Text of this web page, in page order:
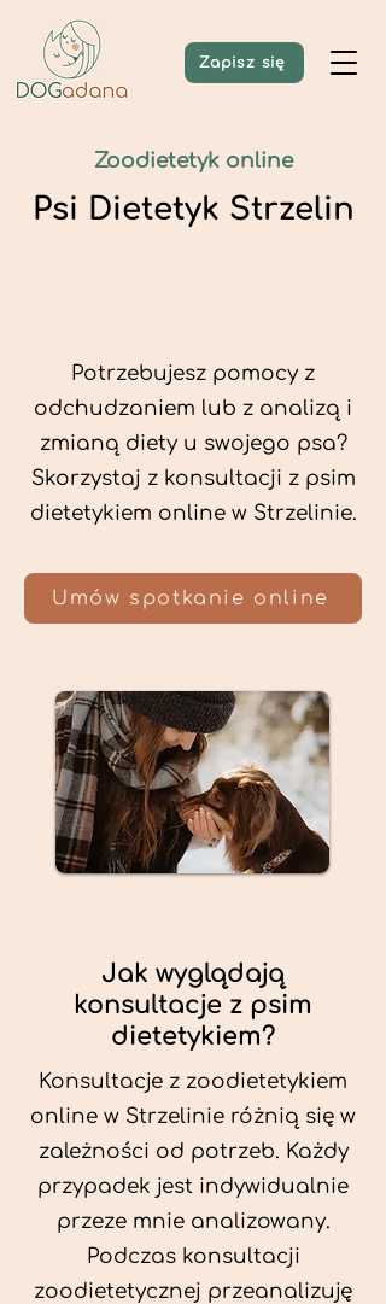
Zapisz się
Zoodietetyk online
Psi Dietetyk Strzelin
Potrzebujesz pomocy z
odchudzaniem lub z analizą i
zmianą diety u swojego psa?
Skorzystaj z konsultacji z psim
dietetykiem online w Strzelinie.
Umów spotkanie online
Jak wyglądają
konsultacje z psim
dietetykiem?
Konsultacje z zoodietetykiem
online w Strzelinie różnią się w
zależności od potrzeb. Każdy
przypadek jest indywidualnie
przeze mnie analizowany.
Podczas konsultacji
zoodietetycznej przeanalizuję